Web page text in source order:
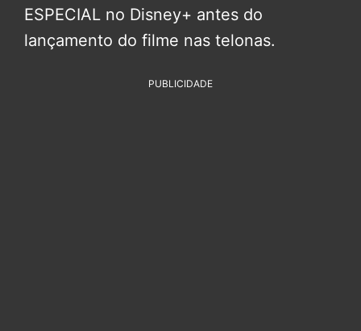
ESPECIAL no Disney+ antes do
lançamento do filme nas telonas.
PUBLICIDADE